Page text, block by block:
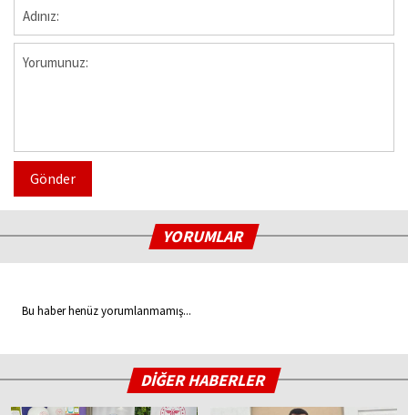
Gönder
YORUMLAR
Bu haber henüz yorumlanmamış...
DİĞER HABERLER